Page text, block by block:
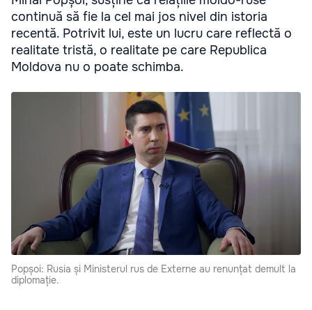
continuă să fie la cel mai jos nivel din istoria
recentă. Potrivit lui, este un lucru care reflectă o
realitate tristă, o realitate pe care Republica
Moldova nu o poate schimba.
Popșoi: Rusia și Ministerul rus de Externe au renunțat demult la
diplomație.